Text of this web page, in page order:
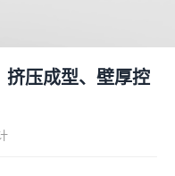
挤压成型、壁厚控